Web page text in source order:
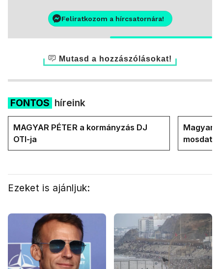
Feliratkozom a hírcsatornára!
Mutasd a hozzászólásokat!
FONTOS híreink
MAGYAR PÉTER a kormányzás DJ
OTI-ja
Magyar
Ezeket is ajánljuk: